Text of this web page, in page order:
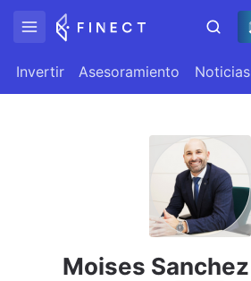
Invertir Asesoramiento Noticias
Moises